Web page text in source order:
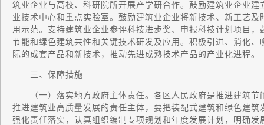
筑业企业与高校、科研院所开展产学研合作。鼓励建筑业企业
业技术中心和重点实验室。鼓励建筑业企业将新技术、新工艺
用示范。支持建筑业企业参评科技进步奖、申报科技计划项目
节能和绿色建筑共性和关键技术研发及应用。积极引进、消化
际的成套产品和新技术，推动先进成熟技术产品的产业化进程。
三、保障措施
（一）落实地方政府主体责任。各区人民政府是推进建筑节
推进建筑业高质量发展的责任主体，要把装配式建筑和绿色建
强化责任落实，认真组织编制专项规划和年度发展计划，明确